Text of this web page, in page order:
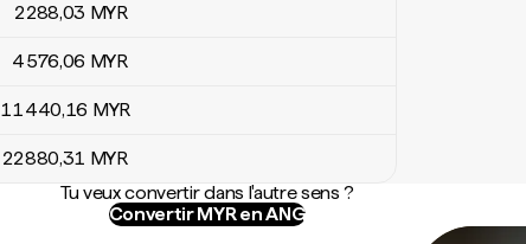
2 288,03 MYR
4 576,06 MYR
11 440,16 MYR
22 880,31 MYR
Tu veux convertir dans l'autre sens ?
Convertir MYR en ANG